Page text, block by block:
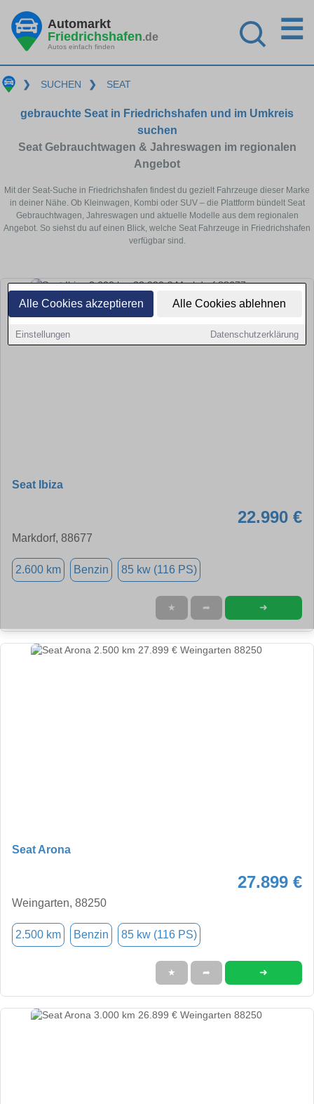
Alle Cookies akzeptieren Alle Cookies ablehnen
Einstellungen Datenschutzerklärung
Automarkt
Friedrichshafen.de
Autos einfach finden
☰
❯ SUCHEN ❯ SEAT
gebrauchte Seat in Friedrichshafen und im Umkreis
suchen
Seat Gebrauchtwagen & Jahreswagen im regionalen
Angebot
Mit der Seat-Suche in Friedrichshafen findest du gezielt Fahrzeuge dieser Marke
in deiner Nähe. Ob Kleinwagen, Kombi oder SUV – die Plattform bündelt Seat
Gebrauchtwagen, Jahreswagen und aktuelle Modelle aus dem regionalen
Angebot. So siehst du auf einen Blick, welche Seat Fahrzeuge in Friedrichshafen
verfügbar sind.
Seat Ibiza
22.990 €
Markdorf, 88677
2.600 km Benzin 85 kw (116 PS)
★ ➦ ➜
Seat Arona
27.899 €
Weingarten, 88250
2.500 km Benzin 85 kw (116 PS)
★ ➦ ➜